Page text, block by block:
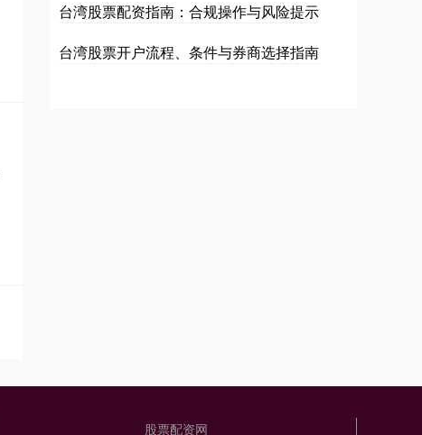
台湾股票配资指南：合规操作与风险提示
台湾股票开户流程、条件与券商选择指南
股票配资网